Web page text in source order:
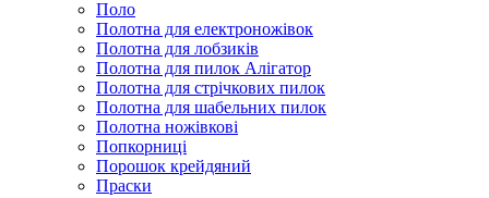
Поло
Полотна для електроножівок
Полотна для лобзиків
Полотна для пилок Алігатор
Полотна для стрічкових пилок
Полотна для шабельних пилок
Полотна ножівкові
Попкорниці
Порошок крейдяний
Праски